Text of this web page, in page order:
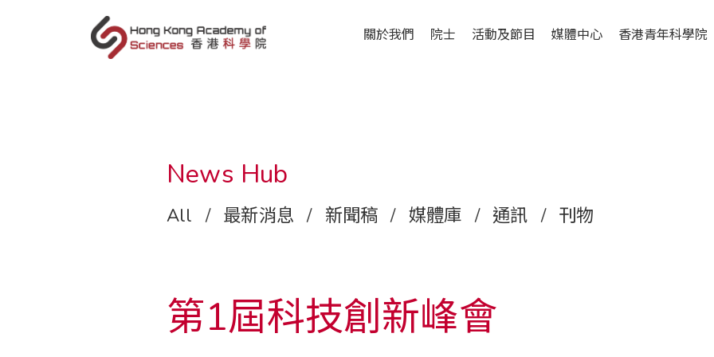
關於我們
院士 活動及節目 媒體中心 香港青年科學院
News Hub
All / 最新消息 / 新聞稿 / 媒體庫 / 通訊 / 刊物
第1屆科技創新峰會